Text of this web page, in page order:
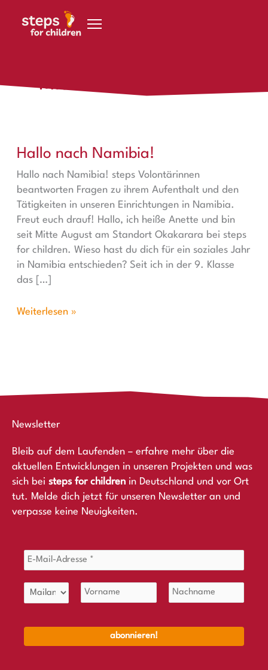
Mitmachen
Hallo nach Namibia!
Hallo nach Namibia! steps Volontärinnen
beantworten Fragen zu ihrem Aufenthalt und den
Tätigkeiten in unseren Einrichtungen in Namibia.
Freut euch drauf! Hallo, ich heiße Anette und bin
seit Mitte August am Standort Okakarara bei steps
for children. Wieso hast du dich für ein soziales Jahr
in Namibia entschieden? Seit ich in der 9. Klasse
das […]
Hallo nach Namibia!
Weiterlesen »
Newsletter
Bleib auf dem Laufenden – erfahre mehr über die
aktuellen Entwicklungen in unseren Projekten und was
sich bei steps for children in Deutschland und vor Ort
tut. Melde dich jetzt für unseren Newsletter an und
verpasse keine Neuigkeiten.